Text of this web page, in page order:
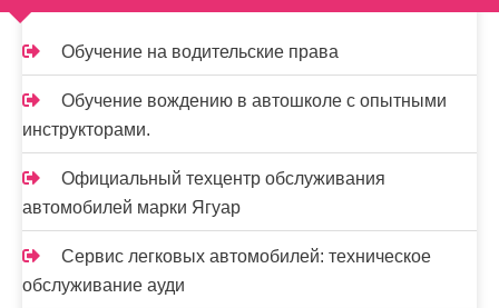
Обучение на водительские права
Обучение вождению в автошколе с опытными
инструкторами.
Официальный техцентр обслуживания
автомобилей марки Ягуар
Сервис легковых автомобилей: техническое
обслуживание ауди